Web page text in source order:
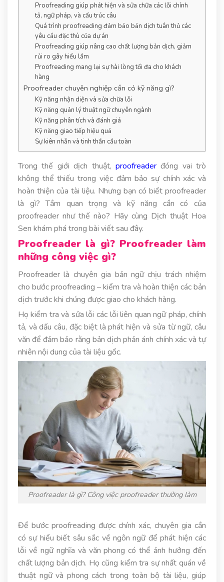
Proofreading giúp phát hiện và sửa chữa các lỗi chính
tả, ngữ pháp, và cấu trúc câu
Quá trình proofreading đảm bảo bản dịch tuân thủ các
yêu cầu đặc thù của dự án
Proofreading giúp nâng cao chất lượng bản dịch, giảm
rủi ro gây hiểu lầm
Proofreading mang lại sự hài lòng tối đa cho khách
hàng
Proofreader chuyên nghiệp cần có kỹ năng gì?
Kỹ năng nhận diện và sửa chữa lỗi
Kỹ năng quản lý thuật ngữ chuyên ngành
Kỹ năng phân tích và đánh giá
Kỹ năng giao tiếp hiệu quả
Sự kiên nhẫn và tinh thần cầu toàn
Trong thế giới dịch thuật, proofreaderđóng vai trò
không thể thiếu trong việc đảm bảo sự chính xác và
hoàn thiện của tài liệu. Nhưng bạn có biết proofreader
là gì? Tầm quan trọng và kỹ năng cần có của
proofreader như thế nào? Hãy cùng Dịch thuật Hoa
Sen khám phá trong bài viết sau đây.
Proofreader là gì? Proofreader làm
những công việc gì?
Proofreader là chuyên gia bản ngữ chịu trách nhiệm
cho bước proofreading – kiểm tra và hoàn thiện các bản
dịch trước khi chúng được giao cho khách hàng.
Họ kiểm tra và sửa lỗi các lỗi liên quan ngữ pháp, chính
tả, và dấu câu, đặc biệt là phát hiện và sửa từ ngữ, câu
văn để đảm bảo rằng bản dịch phản ánh chính xác và tự
nhiên nội dung của tài liệu gốc.
Proofreader là gì? Công việc proofreader thường làm
Để bước proofreading được chính xác, chuyên gia cần
có sự hiểu biết sâu sắc về ngôn ngữ để phát hiện các
lỗi về ngữ nghĩa và văn phong có thể ảnh hưởng đến
chất lượng bản dịch. Họ cũng kiểm tra sự nhất quán về
thuật ngữ và phong cách trong toàn bộ tài liệu, giúp